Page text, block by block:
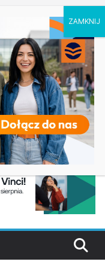
na UJD –
w Częstochowie
Przyrodniczy w
Katowicach